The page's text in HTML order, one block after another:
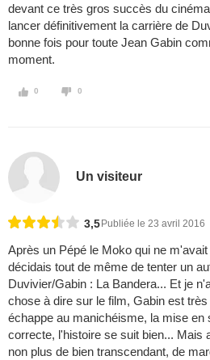
devant ce très gros succès du
lancer définitivement la carrière de
bonne fois pour toute Jean Gabin
moment.
0 0
Un visiteur
3,5 Publiée le 23 avril 2016
Après un Pépé le Moko qui ne
décidais tout de même de tenter un
Duvivier/Gabin : La Bandera... Et je
chose à dire sur le film, Gabin est
échappe au manichéisme, la mise en
correcte, l'histoire se suit bien... Mais
non plus de bien transcendant, de